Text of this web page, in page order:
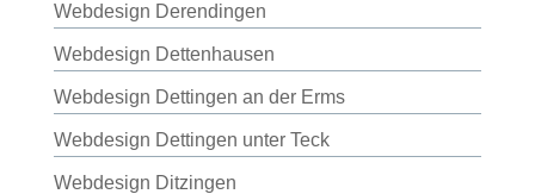
Webdesign Derendingen
Webdesign Dettenhausen
Webdesign Dettingen an der Erms
Webdesign Dettingen unter Teck
Webdesign Ditzingen